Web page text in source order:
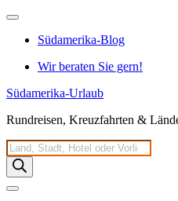
Zum
springenSüdamerika-Blog
Wir beraten Sie gern!
Südamerika-Urlaub
Rundreisen, Kreuzfahrten &
Products
search